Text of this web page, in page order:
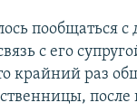
пообщаться
с его
крайний раз
после